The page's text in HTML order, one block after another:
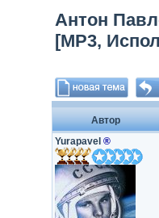
Антон
[MP3,
Автор
Yurapavel ®